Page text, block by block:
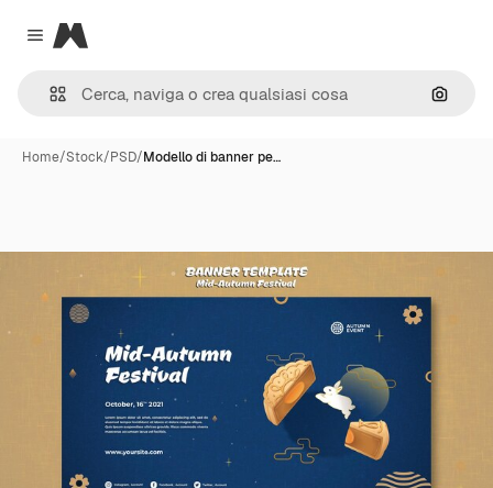
Close menu
Magnific
Cerca
Home/Stock/PSD/Modello di banner pe…